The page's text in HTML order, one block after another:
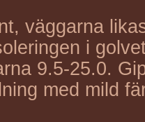
väggarna
i
9.5-25.0.
med mild